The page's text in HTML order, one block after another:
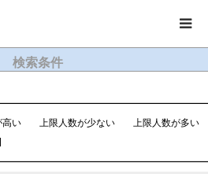
検索条件
高い 上限人数が少ない
上限人数が多い